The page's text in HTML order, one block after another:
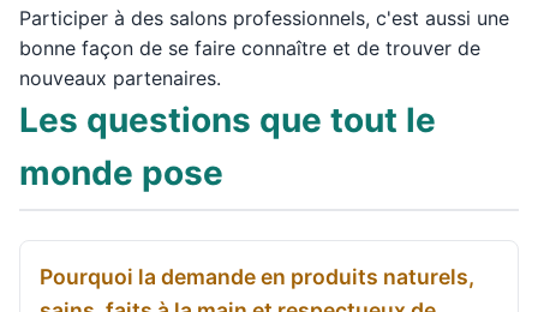
Participer à des salons professionnels, c'est aussi une
bonne façon de se faire connaître et de trouver de
nouveaux partenaires.
Les questions que tout le
monde pose
Pourquoi la demande en produits naturels,